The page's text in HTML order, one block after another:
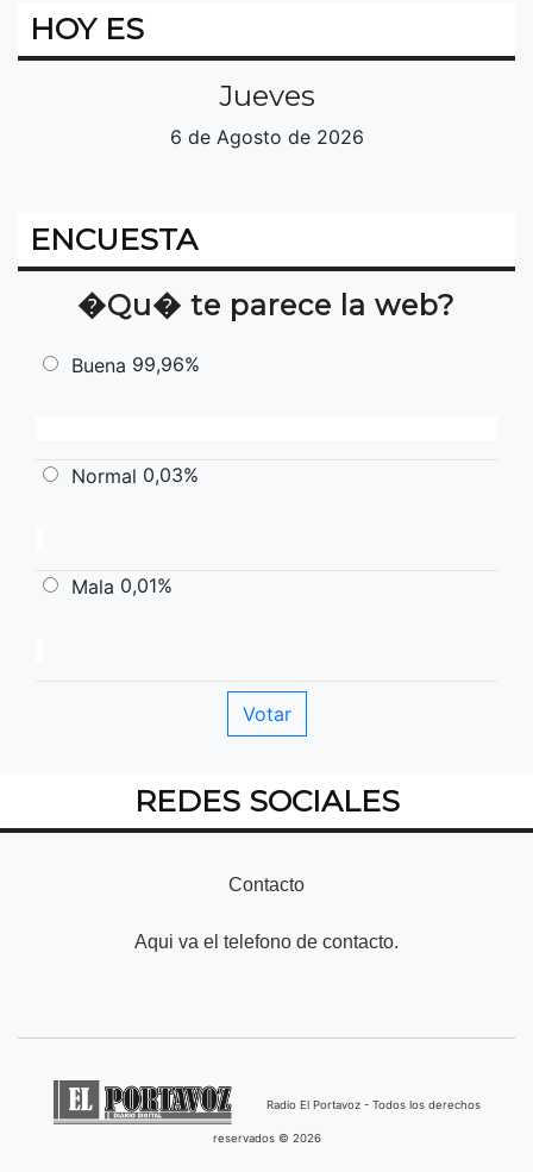
HOY ES
Jueves
6 de Agosto de 2026
ENCUESTA
�Qu� te parece la web?
Buena 99,96%
Normal 0,03%
Mala 0,01%
REDES SOCIALES
Contacto
Aqui va el telefono de contacto.
Radio El Portavoz - Todos los derechos
reservados © 2026